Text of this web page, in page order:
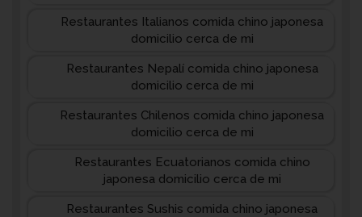
Restaurantes Italianos comida chino japonesa
domicilio cerca de mi
Restaurantes Nepalí comida chino japonesa
domicilio cerca de mi
Restaurantes Chilenos comida chino japonesa
domicilio cerca de mi
Restaurantes Ecuatorianos comida chino
japonesa domicilio cerca de mi
Restaurantes Sushis comida chino japonesa